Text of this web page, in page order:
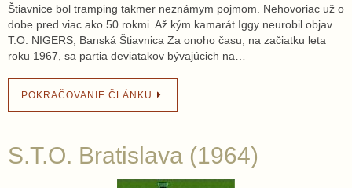
Štiavnice bol tramping takmer neznámym pojmom. Nehovoriac už o
dobe pred viac ako 50 rokmi. Až kým kamarát Iggy neurobil objav…
T.O. NIGERS, Banská Štiavnica Za onoho času, na začiatku leta
roku 1967, sa partia deviatakov bývajúcich na…
POKRAČOVANIE ČLÁNKU
S.T.O. Bratislava (1964)